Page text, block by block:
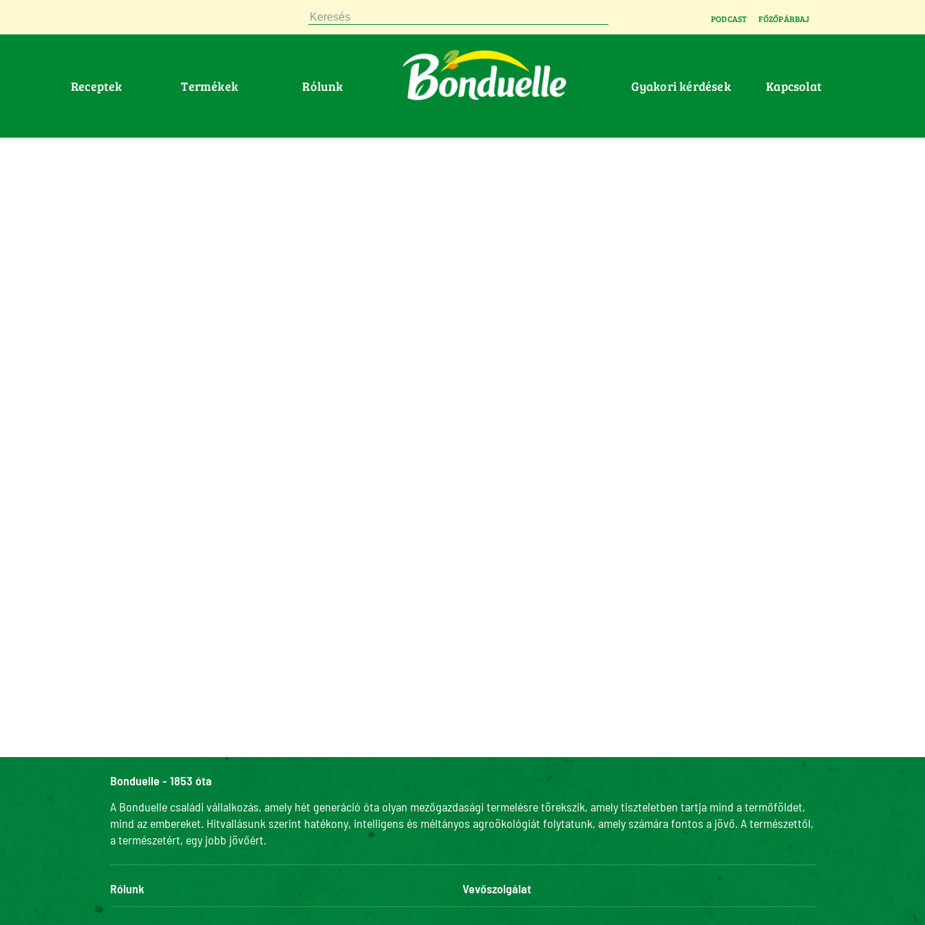
Keresés PODCAST FŐZŐPÁRBAJ
Receptek Termékek Rólunk Gyakori kérdések Kapcsolat
Bonduelle - 1853 óta
A Bonduelle családi vállalkozás, amely hét generáció óta olyan mezőgazdasági termelésre törekszik, amely tiszteletben tartja mind a termőföldet,
mind az embereket. Hitvallásunk szerint hatékony, intelligens és méltányos agroökológiát folytatunk, amely számára fontos a jövő. A természettől,
a természetért, egy jobb jövőért.
Rólunk
Vevőszolgálat